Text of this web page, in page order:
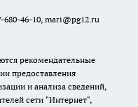
680-46-10, mari@pg12.ru
рекомендательные
предоставления
и анализа сведений,
сети "Интернет",